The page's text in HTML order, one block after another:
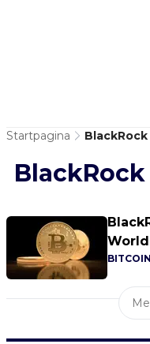
Startpagina BlackRock
BlackRock